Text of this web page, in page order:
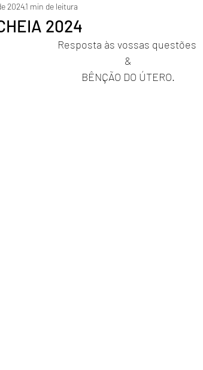
Eventos Orações
2024
20241 min de leitura
Resposta às vossas questões
&
BÊNÇÃO DO ÚTERO.